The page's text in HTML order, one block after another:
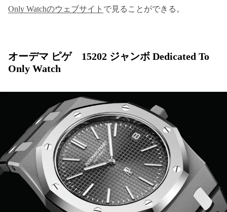
Only Watchのウェブサイト で見ることができる。
オーデマ ピゲ 15202 ジャンボ Dedicated To
Only Watch